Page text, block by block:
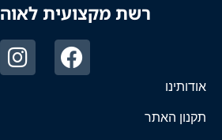
רשת מקצועית
אודותינו
תקנון האתר